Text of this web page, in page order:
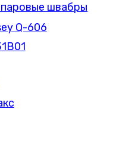
швабры
Q-606